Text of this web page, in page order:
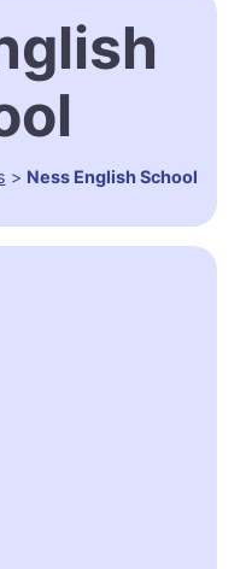
> Ness English School